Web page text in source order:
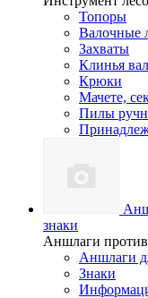
Топоры
Валочные
Захваты
Клинья
Крюки
Мачете,
Пилы
знаки
Аншлаги
Аншлаги
Знаки